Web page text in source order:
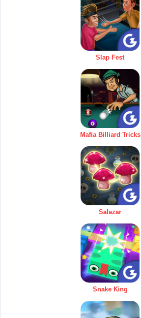
Slap Fest
Mafia Billiard Tricks
Salazar
Snake King